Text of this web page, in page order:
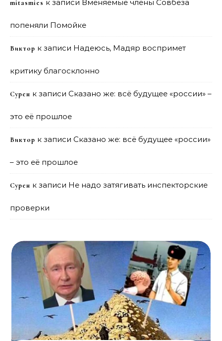
mitasmies к записи Вменяемые члены Совбеза
попеняли Помойке
Виктор к записи Надеюсь, Мадяр воспримет
критику благосклонно
Сурен к записи Сказано же: всё будущее «россии» –
это её прошлое
Виктор к записи Сказано же: всё будущее «россии»
– это её прошлое
Сурен к записи Не надо затягивать инспекторские
проверки